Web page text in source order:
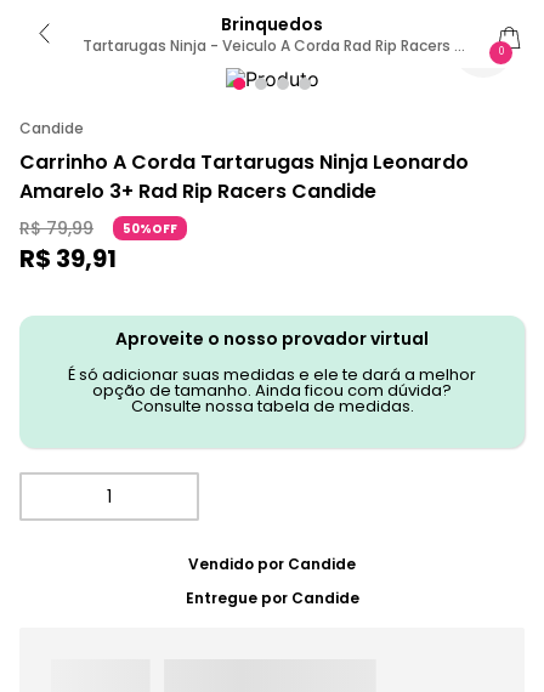
Brinquedos
Tartarugas Ninja - Veiculo A Corda Rad Rip Racers -
Leonardo
0
Candide
Carrinho A Corda Tartarugas Ninja Leonardo
Amarelo 3+ Rad Rip Racers Candide
R$ 79,99 50%OFF
R$ 39,91
Aproveite o nosso provador virtual
É só adicionar suas medidas e ele te dará a melhor
opção de tamanho. Ainda ficou com dúvida?
Consulte nossa tabela de medidas.
Vendido por Candide
Entregue por Candide